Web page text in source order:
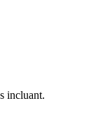
incluant.